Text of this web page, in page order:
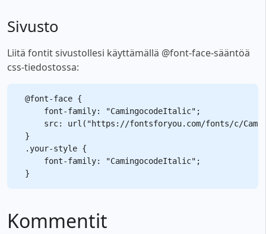
Sivusto
Liitä fontit sivustollesi käyttämällä @font-face-sääntöä
css-tiedostossa:
@font-face {
    font-family: "CamingocodeItalic";
src: url("https://fontsforyou.com/fonts/c/
}
.your-style {
    font-family: "CamingocodeItalic";
Kommentit